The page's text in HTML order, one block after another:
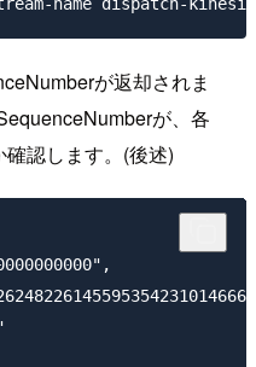
が返却されま
が、各
認します。(後述)